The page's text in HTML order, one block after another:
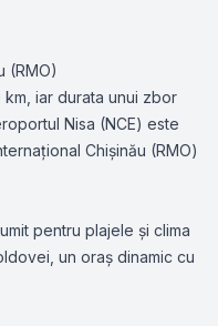
(RMO)
iar durata unui zbor
Nisa (NCE) este
Chișinău (RMO)
pentru plajele și clima
un oraș dinamic cu